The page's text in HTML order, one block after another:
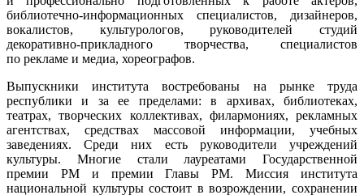
библиотечно-информационных специалистов, дизайнеров,
вокалистов, культурологов, руководителей студий
декоративно-прикладного творчества, специалистов
по рекламе и медиа, хореографов.
Выпускники института востребованы на рынке труда
республики и за ее пределами: в архивах, библиотеках,
театрах, творческих коллективах, филармониях, рекламных
агентствах, средствах массовой информации, учебных
заведениях. Среди них есть руководители учреждений
культуры. Многие стали лауреатами Государственной
премии РМ и премии Главы РМ. Миссия института
национальной культуры состоит в возрождении, сохранении